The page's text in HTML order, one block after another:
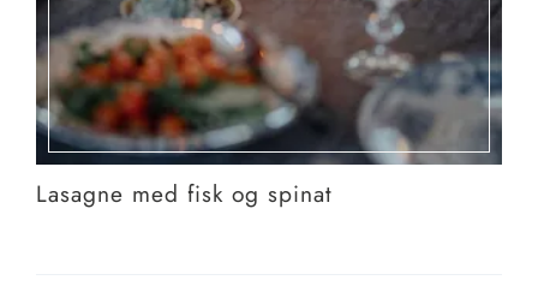
Lasagne med fisk og spinat